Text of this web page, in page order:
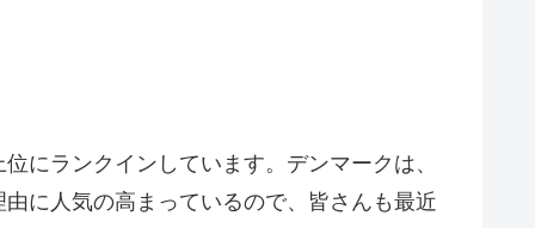
にランクインしています。デンマークは、
に人気の高まっているので、皆さんも最近